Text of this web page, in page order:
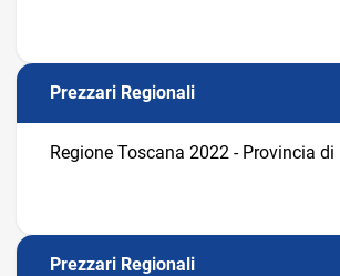
Prezzari Regionali
Regione Toscana 2022 - Provincia
Prezzari Regionali